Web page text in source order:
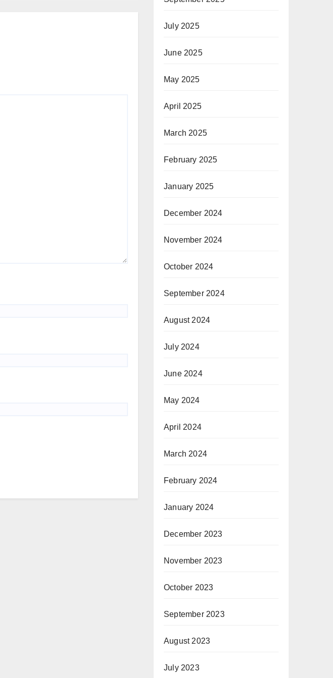
July 2025
June 2025
May 2025
April 2025
March 2025
February 2025
January 2025
December 2024
November 2024
October 2024
September 2024
August 2024
July 2024
June 2024
May 2024
April 2024
March 2024
February 2024
January 2024
December 2023
November 2023
October 2023
September 2023
August 2023
July 2023